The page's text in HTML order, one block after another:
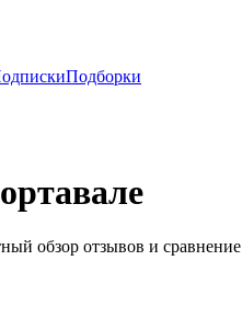
Подборки
обзор отзывов и